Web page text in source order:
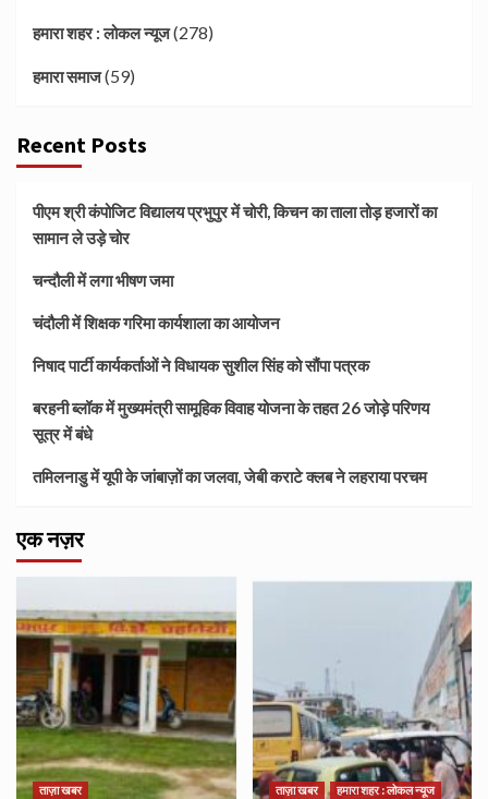
हमारा शहर : लोकल न्यूज(278)
हमारा समाज(59)
Recent Posts
पीएम श्री कंपोजिट विद्यालय प्रभुपुर में चोरी, किचन का ताला तोड़ हजारों का
सामान ले उड़े चोर
चन्दौली में लगा भीषण जमा
चंदौली में शिक्षक गरिमा कार्यशाला का आयोजन
निषाद पार्टी कार्यकर्ताओं ने विधायक सुशील सिंह को सौंपा पत्रक
बरहनी ब्लॉक में मुख्यमंत्री सामूहिक विवाह योजना के तहत 26 जोड़े परिणय
सूत्र में बंधे
तमिलनाडु में यूपी के जांबाज़ों का जलवा, जेबी कराटे क्लब ने लहराया परचम
एक नज़र
ताज़ा खबर ताज़ा खबर हमारा शहर : लोकल न्यूज